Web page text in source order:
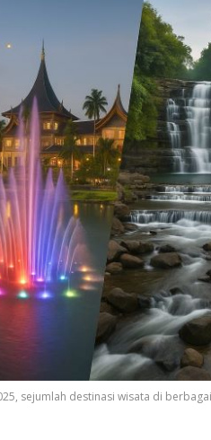
sejumlah destinasi wisata di